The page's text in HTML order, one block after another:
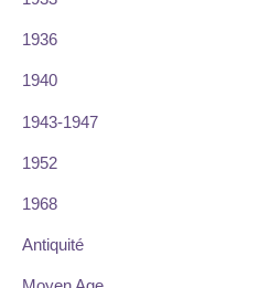
1936
1940
1943-1947
1952
1968
Antiquité